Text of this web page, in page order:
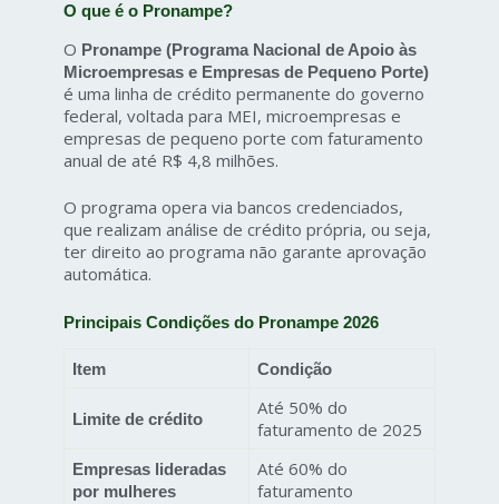
O que é o Pronampe?
O Pronampe (Programa Nacional de Apoio às
Microempresas e Empresas de Pequeno Porte)
é uma linha de crédito permanente do governo
federal, voltada para MEI, microempresas e
empresas de pequeno porte com faturamento
anual de até R$ 4,8 milhões.
O programa opera via bancos credenciados,
que realizam análise de crédito própria, ou seja,
ter direito ao programa não garante aprovação
automática.
Principais Condições do Pronampe 2026
Item Condição
Limite de crédito
Até 50% do
faturamento de 2025
Empresas lideradas
por mulheres
Até 60% do
faturamento